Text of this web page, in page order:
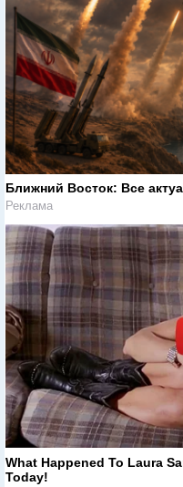
Ближний Восток: Все
Реклама
What Happened To Laura
Today!